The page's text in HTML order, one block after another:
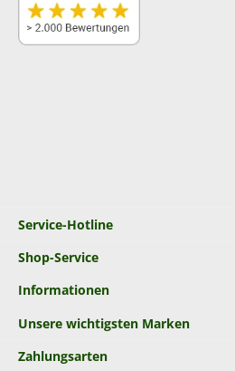
Service-Hotline
Shop-Service
Informationen
Unsere wichtigsten Marken
Zahlungsarten